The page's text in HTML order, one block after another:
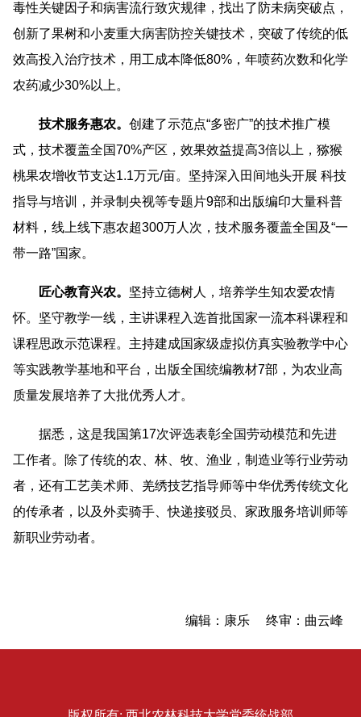
毒性关键因子和病害流行致灾规律，找出了防未病突破点，
创新了果树和小麦重大病害防控关键技术，突破了传统的低
效高投入治疗技术，用工成本降低80%，年喷药次数和化学
农药减少30%以上。
技术服务惠农。 创建了示范点“多密广”的技术推广模
式，技术覆盖全国70%产区，效果效益提高3倍以上，猕猴
桃果农增收节支达1.1万元/亩。坚持深入田间地头开展 科技
指导与培训，并录制央视等专题片9部和出版编印大量科普
材料，线上线下惠农超300万人次，技术服务覆盖全国及“一
带一路”国家。
匠心教育兴农。 坚持立德树人，培养学生知农爱农情
怀。坚守教学一线，主讲课程入选首批国家一流本科课程和
课程思政示范课程。主持建成国家级虚拟仿真实验教学中心
等实践教学基地和平台，出版全国统编教材7部，为农业高
质量发展培养了大批优秀人才。
据悉，这是我国第17次评选表彰全国劳动模范和先进
工作者。除了传统的农、林、牧、渔业，制造业等行业劳动
者，还有工艺美术师、羌绣技艺指导师等中华优秀传统文化
的传承者，以及外卖骑手、快递接驳员、家政服务培训师等
新职业劳动者。
编辑：康乐 终审：曲云峰